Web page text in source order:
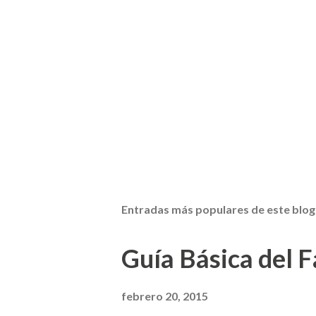
Entradas más populares de este blog
Guía Básica del
febrero 20, 2015